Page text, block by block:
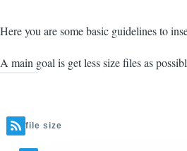
Here you are some basic guidelines to
A main goal is get less size files as
file size